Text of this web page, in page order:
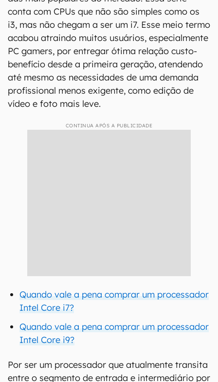
conta com CPUs que não são simples como os
i3, mas não chegam a ser um i7. Esse meio termo
acabou atraindo muitos usuários, especialmente
PC gamers, por entregar ótima relação custo-
benefício desde a primeira geração, atendendo
até mesmo as necessidades de uma demanda
profissional menos exigente, como edição de
vídeo e foto mais leve.
CONTINUA APÓS A PUBLICIDADE
Quando vale a pena comprar um processador
Intel Core i7?
Quando vale a pena comprar um processador
Intel Core i9?
Por ser um processador que atualmente transita
entre o segmento de entrada e intermediário por